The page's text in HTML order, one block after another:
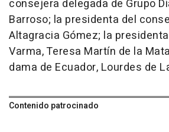
consejera delegada de Grupo
Barroso; la presidenta del
Altagracia Gómez; la
Varma, Teresa Martín de la
dama de Ecuador, Lourdes de
Contenido patrocinado